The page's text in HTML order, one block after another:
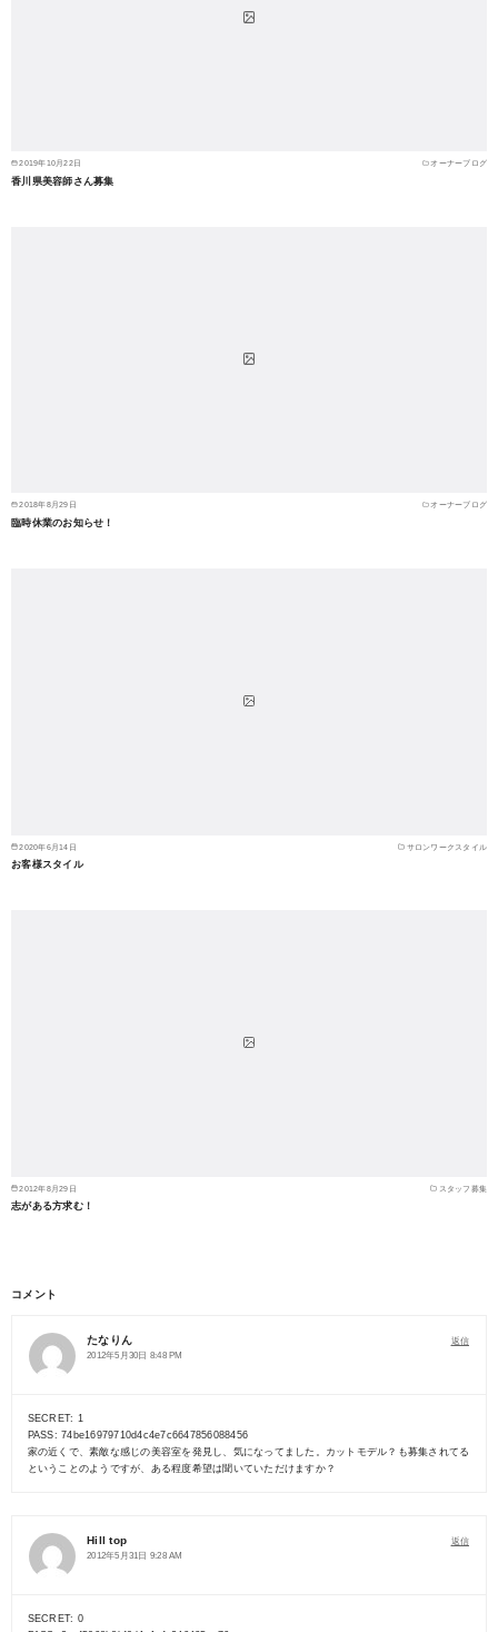
2019年10月22日 オーナーブログ
香川県美容師さん募集
2018年8月29日 オーナーブログ
臨時休業のお知らせ！
2020年6月14日 サロンワークスタイル
お客様スタイル
2012年8月29日 スタッフ募集
志がある方求む！
コメント
たなりん
2012年5月30日 8:48 PM
返信
SECRET: 1
PASS: 74be16979710d4c4e7c6647856088456
家の近くで、素敵な感じの美容室を発見し、気になってました。カットモデル？も募集されてる
ということのようですが、ある程度希望は聞いていただけますか？
Hill top
2012年5月31日 9:28 AM
返信
SECRET: 0